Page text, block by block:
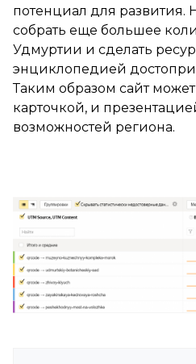
потенциал для
собрать еще большее
Удмуртии и сделать
энциклопедией
Таким образом сайт может
карточкой, и
возможностей региона.